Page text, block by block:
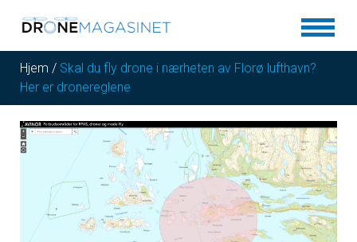
Hjem / Skal du fly drone i nærheten av Florø lufthavn?
Her er dronereglene